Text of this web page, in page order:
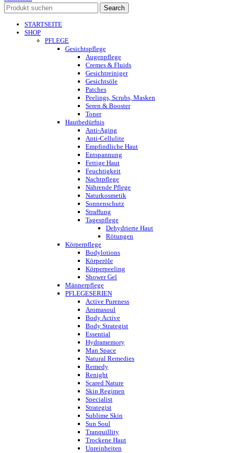
Search
STARTSEITE
SHOP
PFLEGE
Gesichtspflege
Augenpflege
Cremes & Fluids
Gesichtreiniger
Gesichtsöle
Patches
Peelings, Scrubs, Masken
Seren & Booster
Toner
Hautbedürfnis
Anti-Aging
Anti-Cellulite
Empfindliche Haut
Entspannung
Fettige Haut
Feuchtigkeit
Nachtpflege
Nährende Pflege
Naturkosmetik
Sonnenschutz
Straffung
Tagespflege
Dehydrierte Haut
Rötungen
Körperpflege
Bodylotions
Körperöle
Körperpeeling
Shower Gel
Männerpflege
PFLEGESERIEN
Active Pureness
Aromasoul
Body Active
Body Strategist
Essential
Hydramemory
Man Space
Natural Remedies
Remedy
Renight
Scared Nature
Skin Regimen
Specialist
Strategist
Sublime Skin
Sun Soul
Tranquillity
Trockene Haut
Unreinheiten